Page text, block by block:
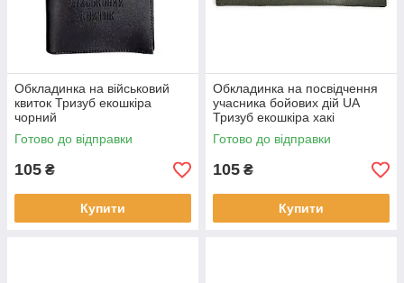
Обкладинка на військовий
квиток Тризуб екошкіра
чорний
Готово до відправки
105 ₴
Купити
Обкладинка на посвідчення
учасника бойових дій UA
Тризуб екошкіра хакі
Готово до відправки
105 ₴
Купити